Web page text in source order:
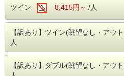
＜往復バスについ
上野・横浜発の往
は、お電話にて
さい。
TEL：０５７０－
ニ園」や、迫力満点のホ
マルキングダム」など
トが満載です。
当館自慢の大自然に囲
さらに、館内にはカラ
家族やご友人と、夜まで
（※カラオケ・卓球は
ツイン 8,415円～ /人
【訳あり】ツイン(眺望なし・アウ
人
【訳あり】ダブル(眺望なし・アウ